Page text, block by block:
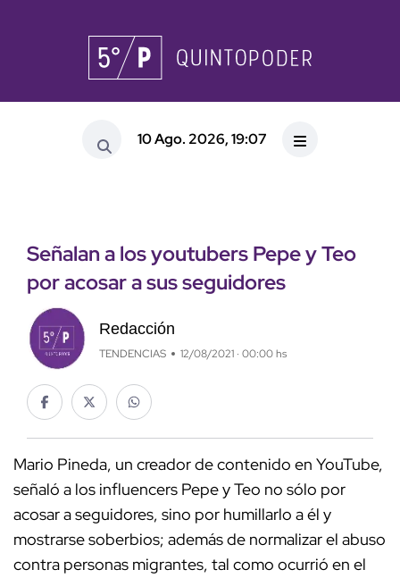
10 Ago. 2026, 19:07
Señalan a los youtubers Pepe y Teo
por acosar a sus seguidores
Redacción
TENDENCIAS 12/08/2021 · 00:00 hs
Mario Pineda, un creador de contenido en YouTube,
señaló a los influencers Pepe y Teo no sólo por
acosar a seguidores, sino por humillarlo a él y
mostrarse soberbios; además de normalizar el abuso
contra personas migrantes, tal como ocurrió en el